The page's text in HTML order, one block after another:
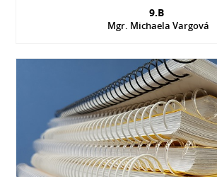
9.B
Mgr. Michaela Vargová